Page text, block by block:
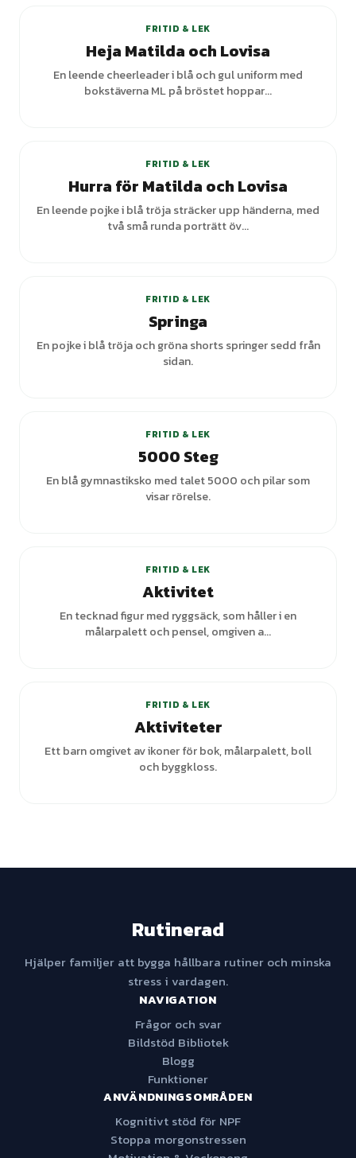
FRITID & LEK
Heja Matilda och Lovisa
En leende cheerleader i blå och gul uniform med
bokstäverna ML på bröstet hoppar...
FRITID & LEK
Hurra för Matilda och Lovisa
En leende pojke i blå tröja sträcker upp händerna, med
två små runda porträtt öv...
FRITID & LEK
Springa
En pojke i blå tröja och gröna shorts springer sedd från
sidan.
FRITID & LEK
5000 Steg
En blå gymnastiksko med talet 5000 och pilar som
visar rörelse.
FRITID & LEK
Aktivitet
En tecknad figur med ryggsäck, som håller i en
målarpalett och pensel, omgiven a...
FRITID & LEK
Aktiviteter
Ett barn omgivet av ikoner för bok, målarpalett, boll
och byggkloss.
Rutinerad
Hjälper familjer att bygga hållbara rutiner och minska
stress i vardagen.
NAVIGATION
Frågor och svar
Bildstöd Bibliotek
Blogg
Funktioner
ANVÄNDNINGSOMRÅDEN
Kognitivt stöd för NPF
Stoppa morgonstressen